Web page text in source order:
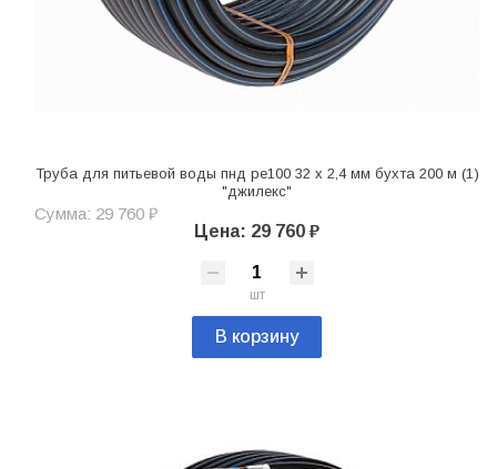
Труба для питьевой воды пнд pe100 32 х 2,4 мм бухта 200 м (1)
"джилекс"
Сумма: 29 760 ₽
Цена: 29 760 ₽
шт
В корзину